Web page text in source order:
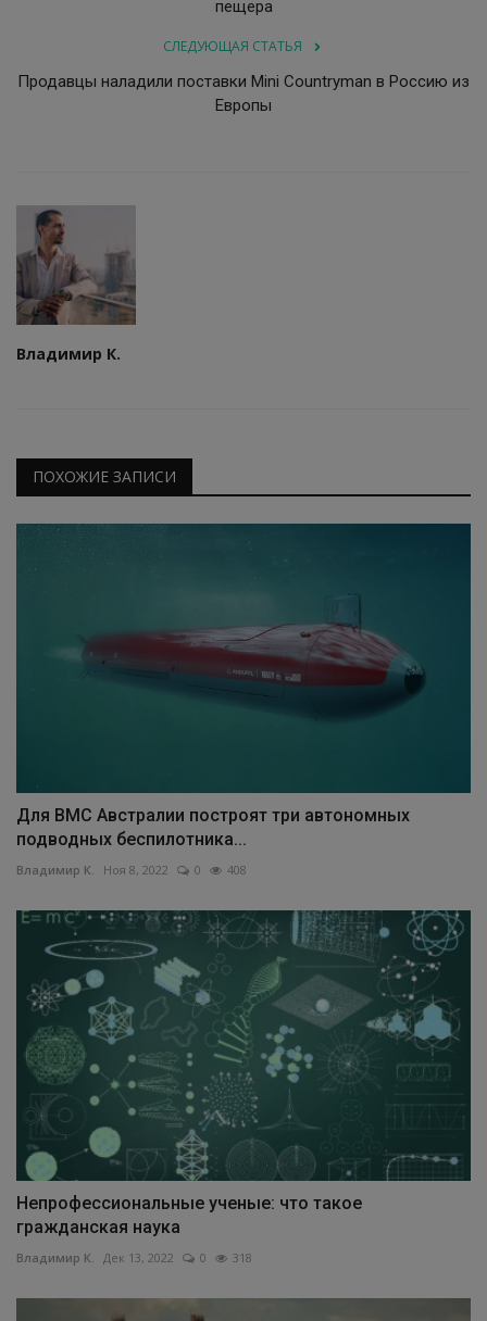
пещера
СЛЕДУЮЩАЯ СТАТЬЯ
Продавцы наладили поставки Mini Countryman в Россию из
Европы
Владимир К.
ПОХОЖИЕ ЗАПИСИ
Для ВМС Австралии построят три автономных
подводных беспилотника...
Владимир К. Ноя 8, 2022 0 408
Непрофессиональные ученые: что такое
гражданская наука
Владимир К. Дек 13, 2022 0 318